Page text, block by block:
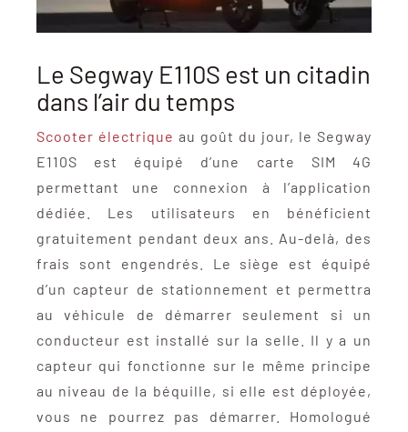
Le Segway E110S est un citadin
dans l’air du temps
Scooter électrique au goût du jour, le Segway
E110S est équipé d’une carte SIM 4G
permettant une connexion à l’application
dédiée. Les utilisateurs en bénéficient
gratuitement pendant deux ans. Au-delà, des
frais sont engendrés. Le siège est équipé
d’un capteur de stationnement et permettra
au véhicule de démarrer seulement si un
conducteur est installé sur la selle. Il y a un
capteur qui fonctionne sur le même principe
au niveau de la béquille, si elle est déployée,
vous ne pourrez pas démarrer. Homologué